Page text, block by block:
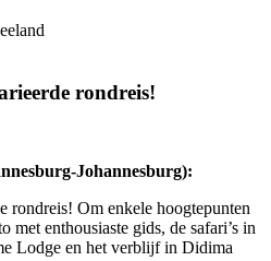
rondreis!
Johannesburg):
rondreis! Om enkele hoogtepunten
met enthousiaste gids, de safari’s in
Lodge en het verblijf in Didima